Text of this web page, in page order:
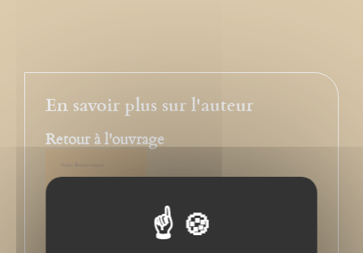
En savoir plus sur l'auteur
Retour à l'ouvrage